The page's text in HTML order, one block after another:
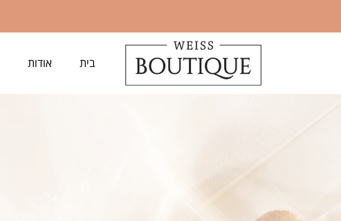
בית אודות